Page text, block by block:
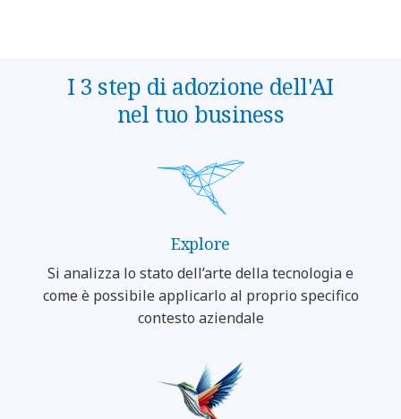
I 3 step di adozione dell'AI
nel tuo business
Explore
Si analizza lo stato dell’arte della tecnologia e
come è possibile applicarlo al proprio specifico
contesto aziendale